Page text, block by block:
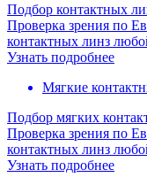
Подбор контактных
Проверка зрения по
контактных линз
Узнать подробнее
Мягкие
Подбор мягких
Проверка зрения по
контактных линз
Узнать подробнее